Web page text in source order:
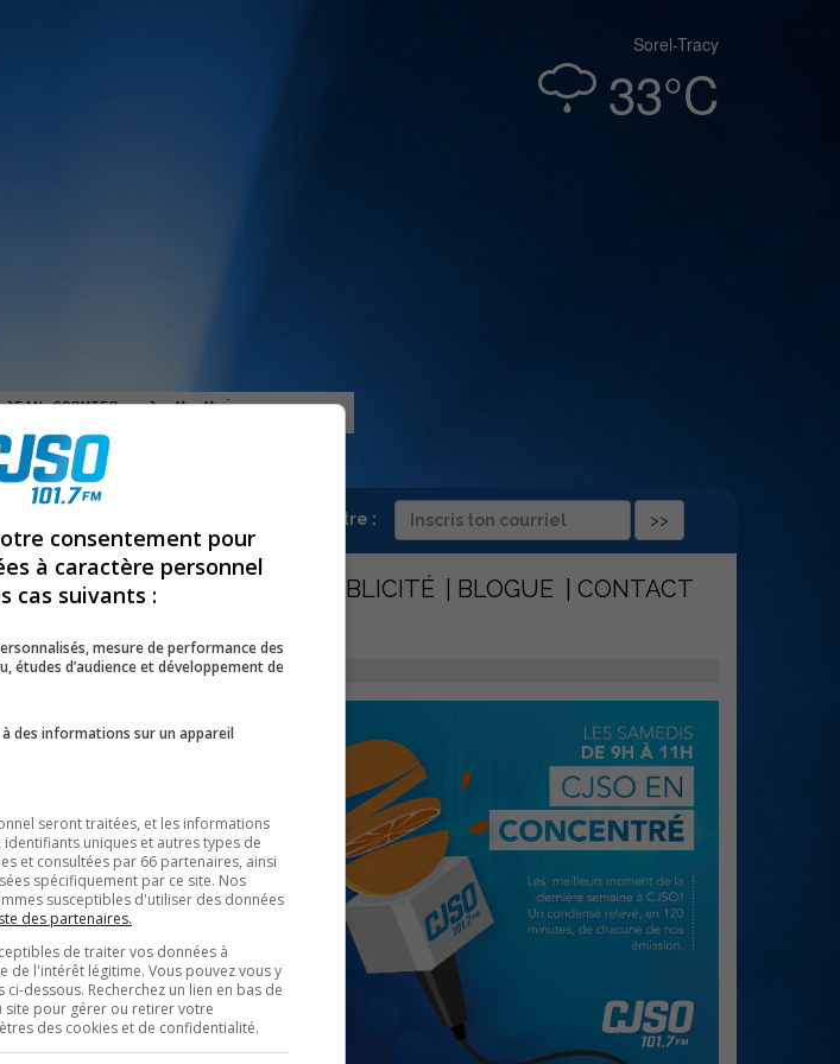
Sorel-Tracy
33°C
et la région, abonne-toi à notre infolettre :
ÉMISSIONS CONCOURS PUBLICITÉ BLOGUE CONTACT
DANS LE SECTEUR DE
PARTAGEZ
les
flèches
haut/bas
pour
consentement pour
à caractère personnel
cas suivants :
mesure de performance des
études d’audience et développement de
des informations sur un appareil
seront traitées, et les informations
uniques et autres types de
et consultées par 66 partenaires, ainsi
spécifiquement par ce site. Nos
susceptibles d'utiliser des données
des partenaires.
de traiter vos données à
de l'intérêt légitime. Vous pouvez vous y
dessous. Recherchez un lien en bas de
site pour gérer ou retirer votre
des cookies et de confidentialité.